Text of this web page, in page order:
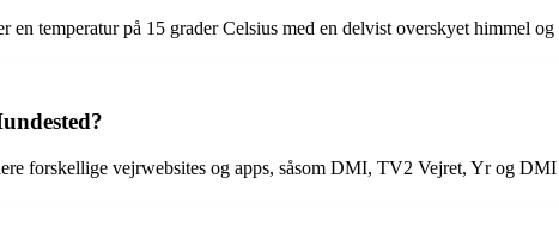
en temperatur på 15 grader Celsius med en delvist overskyet himmel
forskellige vejrwebsites og apps, såsom DMI, TV2 Vejret, Yr og